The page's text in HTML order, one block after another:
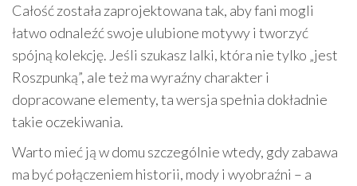
Całość została zaprojektowana tak, aby fani mogli
łatwo odnaleźć swoje ulubione motywy i tworzyć
spójną kolekcję. Jeśli szukasz lalki, która nie tylko „jest
Roszpunką”, ale też ma wyraźny charakter i
dopracowane elementy, ta wersja spełnia dokładnie
takie oczekiwania.
Warto mieć ją w domu szczególnie wtedy, gdy zabawa
ma być połączeniem historii, mody i wyobraźni – a